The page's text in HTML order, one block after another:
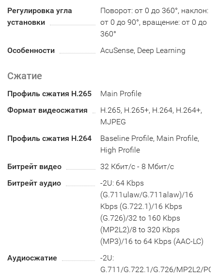
Регулировка угла
установки
Поворот: от 0 до 360°, наклон:
от 0 до 90°, вращение: от 0 до
360°
Особенности
AcuSense, Deep Learning
Сжатие
Профиль сжатия H.265
Main Profile
Формат видеосжатия
H.265, H.265+, H.264, H.264+,
MJPEG
Профиль сжатия H.264
Baseline Profile, Main Profile,
High Profile
Битрейт видео
32 Кбит/с - 8 Мбит/с
Битрейт аудио
-2U: 64 Kbps
(G.711ulaw/G.711alaw)/16
Kbps (G.722.1)/16 Kbps
(G.726)/32 to 160 Kbps
(MP2L2)/8 to 320 Kbps
(MP3)/16 to 64 Kbps (AAC-LC)
Аудиосжатие
-2U:
G.711/G.722.1/G.726/MP2L2/